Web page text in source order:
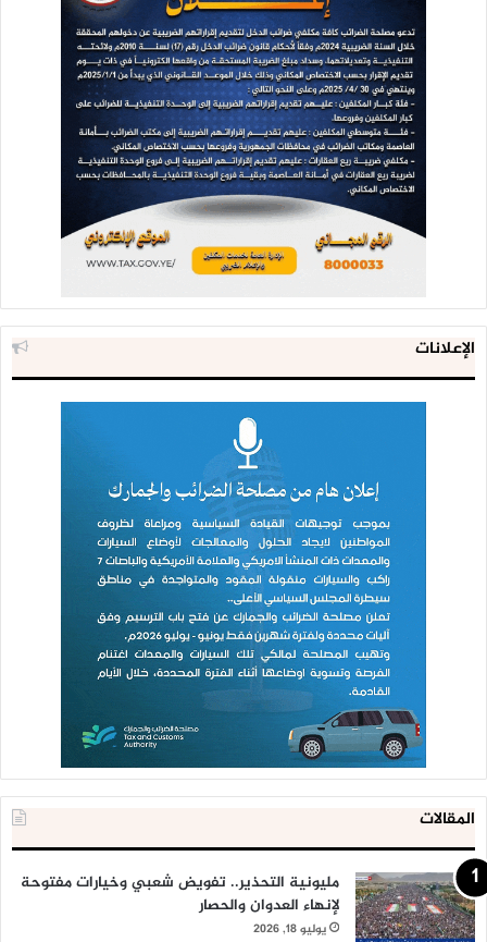
الإعلانات
المقالات
مليونية التحذير.. تفويض شعبي وخيارات مفتوحة
لإنهاء العدوان والحصار
يوليو 18, 2026